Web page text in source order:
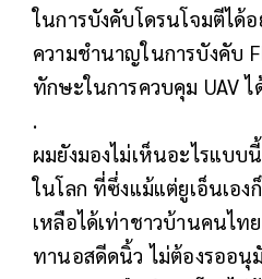
ในการบังคับโดรนโจมตีไ
ความชำนาญในการบังคับ
ทักษะในการควบคุม UAV
.
ผมยังมองไม่เห็นอะไรแบ
ในโลก ที่ซึ่งแม้แต่ยูเอ็นเอง
เหลือได้เท่าชาวบ้านคนไ
ทานอสดีดนิ้ว ไม่ต้องรออนุ